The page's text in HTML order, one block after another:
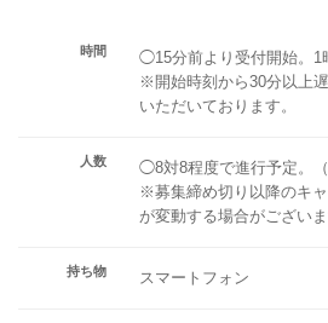
時間
◯15分前より受付開始。1
※開始時刻から30分以上
いただいております。
人数
◯8対8程度で進行予定。（
※募集締め切り以降のキ
が変動する場合がございま
持ち物 スマートフォン